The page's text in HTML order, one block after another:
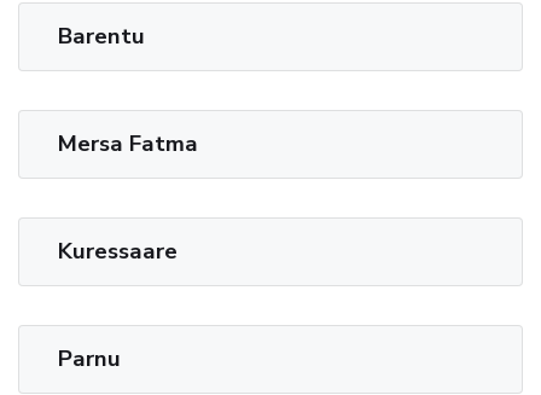
Barentu
Mersa Fatma
Kuressaare
Parnu